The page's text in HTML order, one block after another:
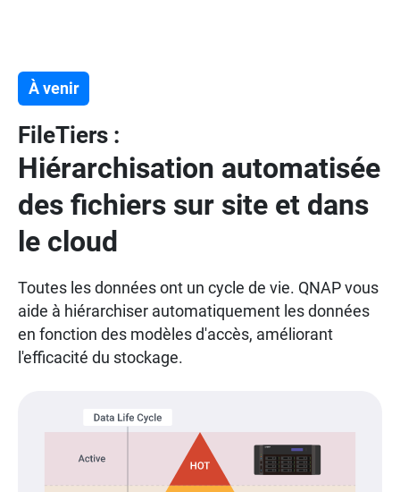
À venir
FileTiers :
Hiérarchisation automatisée
des fichiers sur site et dans
le cloud
Toutes les données ont un cycle de vie. QNAP vous
aide à hiérarchiser automatiquement les données
en fonction des modèles d'accès, améliorant
l'efficacité du stockage.